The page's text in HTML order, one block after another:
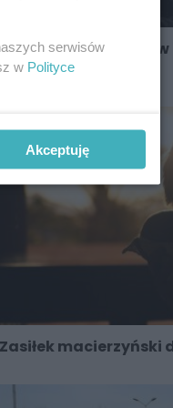
Konkurs dla muzyków
gra?”
Zasiłek macierzyński
serwisów
w Polityce
Akceptuję